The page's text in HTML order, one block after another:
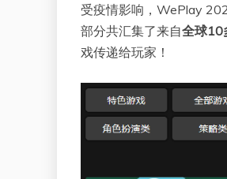
受疫情影响，WePlay
部分共汇集了来自全球10
戏传递给玩家！